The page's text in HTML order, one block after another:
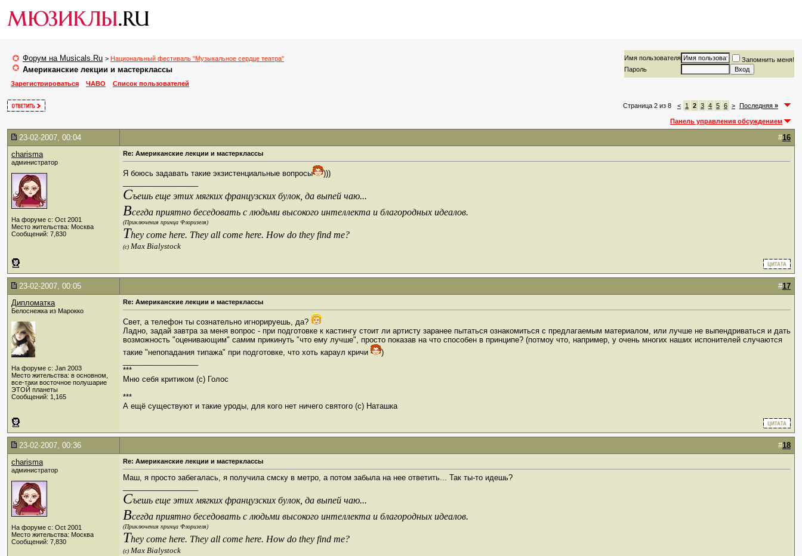
Форум на Musicals.Ru > Национальный фестиваль "Музыкальное сердце театра"
Американские лекции и мастерклассы
Имя пользователя
Запомнить меня!
Пароль
Зарегистрироваться
ЧАВО Список пользователей
Страница 2 из 8 < 1 2 3 4 5 6 > Последняя »
Панель управления обсуждением
23-02-2007, 00:04 #16
charisma
администратор
На форуме с: Oct 2001
Место жительства: Москва
Сообщений: 7,830
Re: Американские лекции и мастерклассы
Я боюсь задавать такие экзистенциальные вопросы
)))
Съешь еще этих мягких французских булок, да выпей чаю...
Всегда приятно беседовать с людьми высокого интеллекта и благородных идеалов.
(Приключения принца Флоризеля)
They come here. They all come here. How do they find me?
(c) Max Bialystock
23-02-2007, 00:05 #17
Дипломатка
Белоснежка из Марокко
На форуме с: Jan 2003
Место жительства: в основном,
все-таки восточное полушарие
ЭТОЙ планеты
Сообщений: 1,165
Re: Американские лекции и мастерклассы
Свет, а телефон ты сознательно игнорируешь, да?
Ладно, задай завтра за меня вопрос - при подготовке к кастингу стоит ли артисту заранее пытаться ознакомиться с предлагаемым материалом, или лучше не выпендриваться и дать
возможность "оценивающим" самим прикинуть "что ему лучше", просто показав на что способен в принципе? (потмоу что, например, у очень многих наших испонителей случаются
такие "непопадания типажа" при подготовке, что хоть караул кричи
)
***
Мню себя критиком (c) Голос
***
А ещё существуют и такие уроды, для кого нет ничего святого (с) Наташка
23-02-2007, 00:36 #18
charisma
администратор
На форуме с: Oct 2001
Место жительства: Москва
Сообщений: 7,830
Re: Американские лекции и мастерклассы
Маш, я просто забегалась, я получила смску в метро, а потом забыла на нее ответить... Так ты-то идешь?
Съешь еще этих мягких французских булок, да выпей чаю...
Всегда приятно беседовать с людьми высокого интеллекта и благородных идеалов.
(Приключения принца Флоризеля)
They come here. They all come here. How do they find me?
(c) Max Bialystock